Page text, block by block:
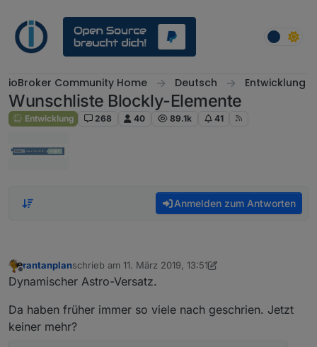
ioBroker Community Home Deutsch Entwicklung
Wunschliste Blockly-Elemente
Entwicklung 268 40 89.1k 41
Anmelden zum Antworten
Offline
rantanplanschrieb am 11. März 2019, 13:51
zuletzt editiert von rantanplan 3. Nov. 2019, 14:54
Dynamischer Astro-Versatz.
Da haben früher immer so viele nach geschrien. Jetzt
keiner mehr?